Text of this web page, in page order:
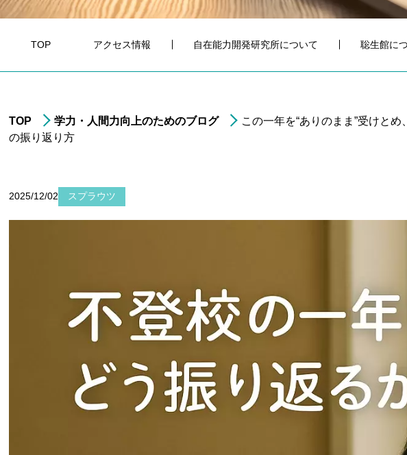
TOP アクセス情報 自在能力開発研究所について 聡生館に
TOP 学力・人間力向上のためのブログ
この一年を“ありのまま”受けと
の振り返り方
2025/12/02 スプラウツ